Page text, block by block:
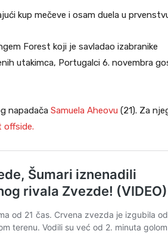
kup mečeve i osam duela u
Forest koji je savladao izabranike
utakimca, Portugalci 6. novembra
napadača Samuela Aheovu (21). Za
offside.